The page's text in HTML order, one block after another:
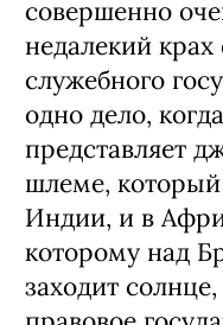
совершенно
недалекий
служебного
одно дело,
представляет
шлеме, который
Индии, и в
которому над
заходит